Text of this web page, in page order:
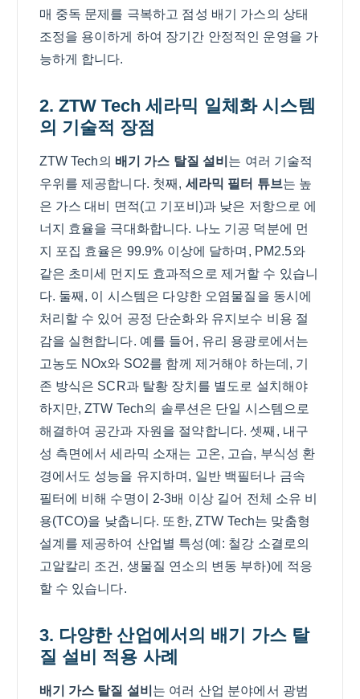
매 중독 문제를 극복하고 점성 배기 가스의 상태
조정을 용이하게 하여 장기간 안정적인 운영을 가
능하게 합니다.
2. ZTW Tech 세라믹 일체화 시스템
의 기술적 장점
ZTW Tech의 배기 가스 탈질 설비 는 여러 기술적
우위를 제공합니다. 첫째, 세라믹 필터 튜브는 높
은 가스 대비 면적(고 기포비)과 낮은 저항으로 에
너지 효율을 극대화합니다. 나노 기공 덕분에 먼
지 포집 효율은 99.9% 이상에 달하며, PM2.5와
같은 초미세 먼지도 효과적으로 제거할 수 있습니
다. 둘째, 이 시스템은 다양한 오염물질을 동시에
처리할 수 있어 공정 단순화와 유지보수 비용 절
감을 실현합니다. 예를 들어, 유리 용광로에서는
고농도 NOx와 SO2를 함께 제거해야 하는데, 기
존 방식은 SCR과 탈황 장치를 별도로 설치해야
하지만, ZTW Tech의 솔루션은 단일 시스템으로
해결하여 공간과 자원을 절약합니다. 셋째, 내구
성 측면에서 세라믹 소재는 고온, 고습, 부식성 환
경에서도 성능을 유지하며, 일반 백필터나 금속
필터에 비해 수명이 2-3배 이상 길어 전체 소유 비
용(TCO)을 낮춥니다. 또한, ZTW Tech는 맞춤형
설계를 제공하여 산업별 특성(예: 철강 소결로의
고알칼리 조건, 생물질 연소의 변동 부하)에 적응
할 수 있습니다.
3. 다양한 산업에서의 배기 가스 탈
질 설비 적용 사례
배기 가스 탈질 설비 는 여러 산업 분야에서 광범